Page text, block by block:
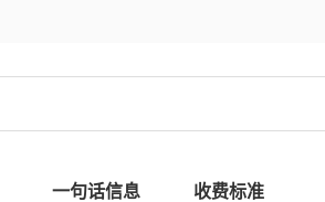
一句话信息 收费标准